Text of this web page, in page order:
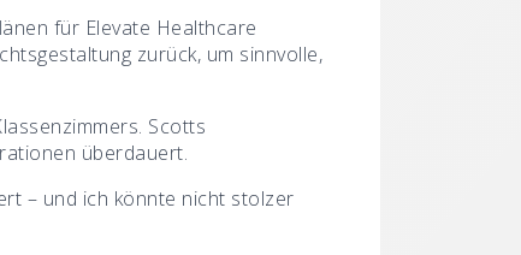
für Elevate Healthcare
zurück, um sinnvolle,
Scotts
überdauert.
– und ich könnte nicht stolzer